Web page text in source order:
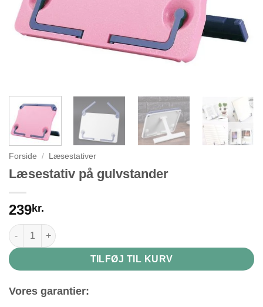
Forside / Læsestativer
Læsestativ på gulvstander
239kr.
Læsestativ på gulvstander antal
TILFØJ TIL KURV
Vores garantier: